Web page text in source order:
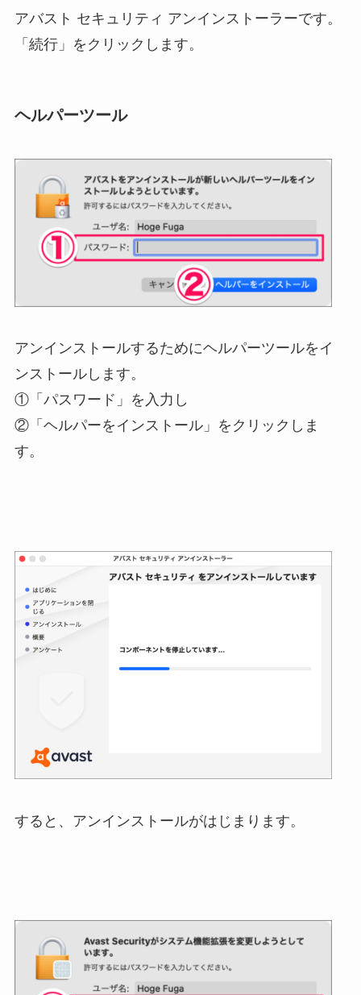
アバスト セキュリティ アンインストーラーです。
「続行」をクリックします。
ヘルパーツール
アンインストールするためにヘルパーツールをイ
ンストールします。
①「パスワード」を入力し
②「ヘルパーをインストール」をクリックしま
す。
すると、アンインストールがはじまります。